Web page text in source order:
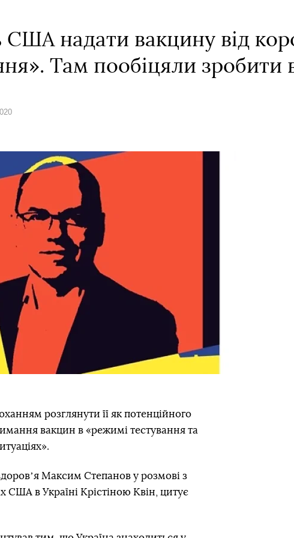
США надати вакцину від
Там пообіцяли зробити
розглянути її як потенційного
вакцин в «режимі тестування та
Максим Степанов у розмові з
США в Україні Крістіною Квін, цитує